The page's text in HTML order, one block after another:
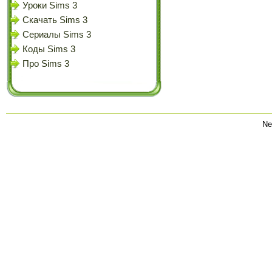
Уроки Sims 3
Скачать Sims 3
Сериалы Sims 3
Коды Sims 3
Про Sims 3